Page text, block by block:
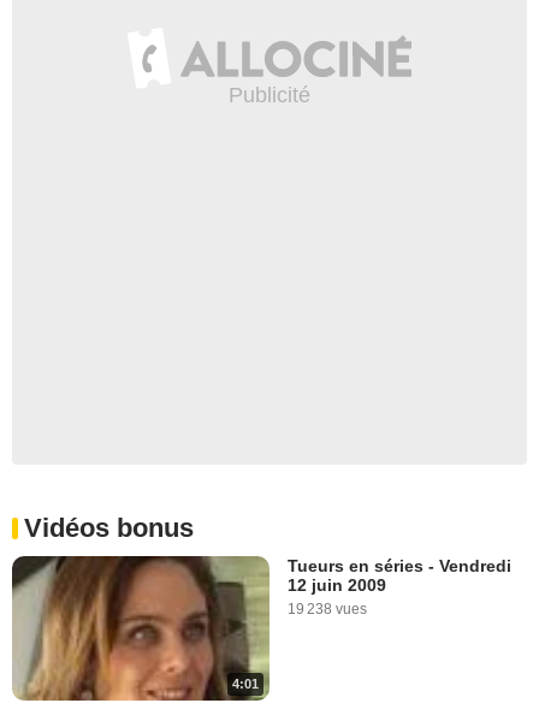
Vidéos bonus
4:01
Tueurs en séries - Vendredi
12 juin 2009
19 238 vues